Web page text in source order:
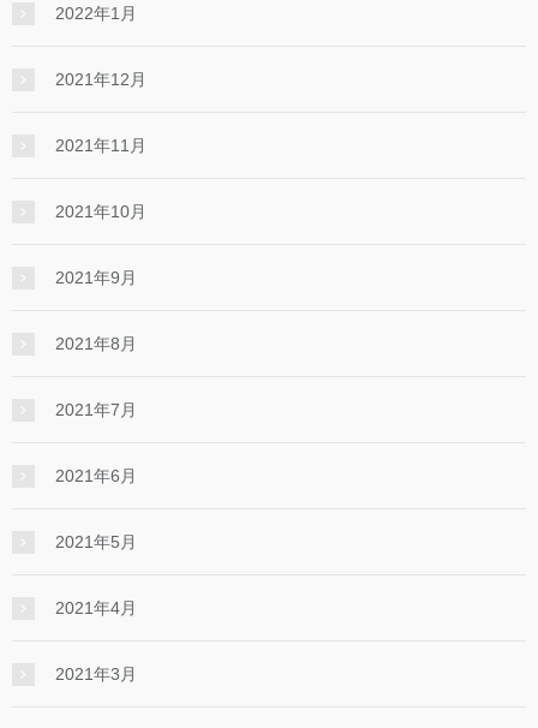
2022年1月
2021年12月
2021年11月
2021年10月
2021年9月
2021年8月
2021年7月
2021年6月
2021年5月
2021年4月
2021年3月